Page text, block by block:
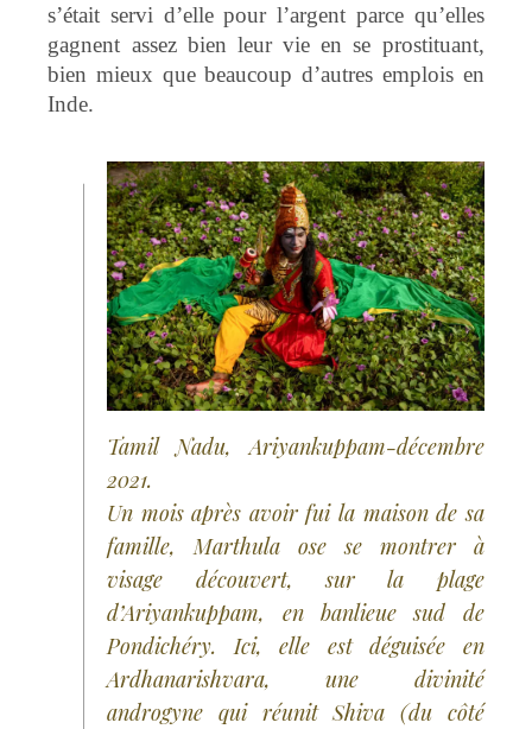
s’était servi d’elle pour l’argent parce qu’elles
gagnent assez bien leur vie en se prostituant,
bien mieux que beaucoup d’autres emplois en
Inde.
Tamil Nadu, Ariyankuppam-décembre
2021.
Un mois après avoir fui la maison de sa
famille, Marthula ose se montrer à
visage découvert, sur la plage
d’Ariyankuppam, en banlieue sud de
Pondichéry. Ici, elle est déguisée en
Ardhanarishvara, une divinité
androgyne qui réunit Shiva (du côté